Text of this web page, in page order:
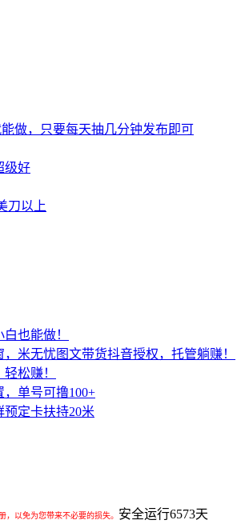
做，只要每天抽几分钟发布即可
级好
刀以上
也能做！
米无忧图文带货抖音授权，托管躺赚！
松赚！
单号可撸100+
定卡扶持20米
以免为您带来不必要的损失。 安全运行6573天